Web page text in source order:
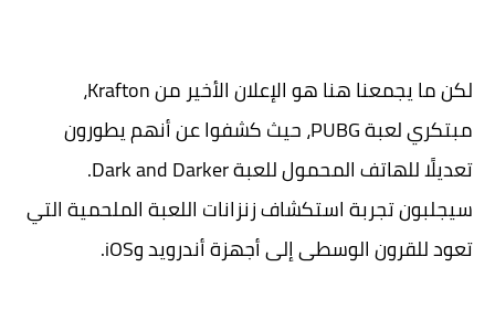
لكن ما يجمعنا هنا هو الإعلان الأخير من Krafton،
مبتكري لعبة PUBG، حيث كشفوا عن أنهم يطورون
تعديلًا للهاتف المحمول للعبة Dark and Darker.
سيجلبون تجربة استكشاف زنزانات اللعبة الملحمية التي
تعود للقرون الوسطى إلى أجهزة أندرويد وiOS.